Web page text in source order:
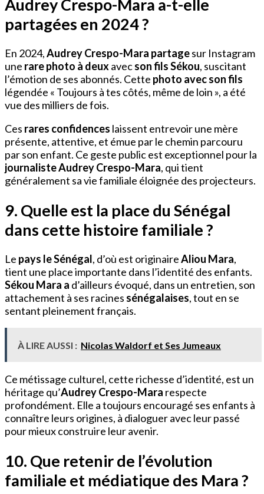
Audrey Crespo-Mara a-t-elle
partagées en 2024 ?
En 2024,Audrey Crespo-Mara partagesur Instagram
une rare photo à deuxavecson fils Sékou, suscitant
l’émotion de ses abonnés. Cette photo avec son fils
légendée « Toujours à tes côtés, même de loin », a été
vue des milliers de fois.
Ces rares confidences laissent entrevoir une mère
présente, attentive, et émue par le chemin parcouru
par son enfant. Ce geste public est exceptionnel pour la
journaliste Audrey Crespo-Mara, qui tient
généralement sa vie familiale éloignée des projecteurs.
9. Quelle est la place du Sénégal
dans cette histoire familiale ?
Le pays le Sénégal, d’où est originaireAliou Mara,
tient une place importante dans l’identité des enfants.
Sékou Mara a d’ailleurs évoqué, dans un entretien, son
attachement à ses racines sénégalaises, tout en se
sentant pleinement français.
À LIRE AUSSI : Nicolas Waldorf et Ses Jumeaux
Ce métissage culturel, cette richesse d’identité, est un
héritage qu’Audrey Crespo-Mara respecte
profondément. Elle a toujours encouragé ses enfants à
connaître leurs origines, à dialoguer avec leur passé
pour mieux construire leur avenir.
10. Que retenir de l’évolution
familiale et médiatique des Mara ?